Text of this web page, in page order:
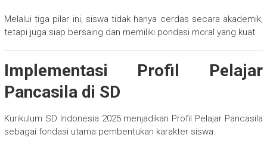
Melalui tiga pilar ini, siswa tidak hanya cerdas secara akademik,
tetapi juga siap bersaing dan memiliki pondasi moral yang kuat.
Implementasi Profil Pelajar
Pancasila di SD
Kurikulum SD Indonesia 2025 menjadikan Profil Pelajar Pancasila
sebagai fondasi utama pembentukan karakter siswa.